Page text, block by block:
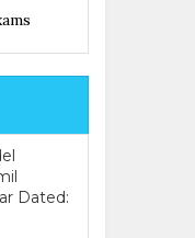
Dated: